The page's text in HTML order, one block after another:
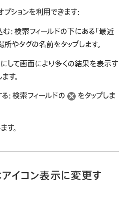
プションを利用できます:
む:検索フィールドの下にある「最近
やタグの名前をタップします。
して画面により多くの結果を表示す
す。
る:検索フィールドの
をタップしま
す。
イコン表示に変更す